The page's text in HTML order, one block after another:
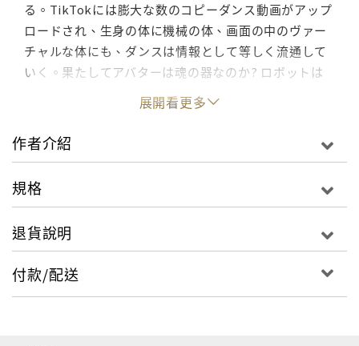
る。TikTokには膨大な数のコピーダンス動画がアップ
ロードされ、生身の体に機械の体、画面の中のヴァー
チャルな体にも、ダンスは情報として等しく流通して
いく。果たしてアバターは魂の器なのか? ロボットは
人間のように踊るのか? 増殖する振付は一体何を踊ら
せているのか?初音ミク、VTuber、TikTokからAIま
で、人形論、SF、メディアアートから盆踊りまで。身
体の複製・流通そして「踊る体」の消費・媒体化をキ
を渉猟しながら、テクノロジーによって根本的に変質
平を切り拓く、スリリング&画期的ダンス論。あのと
た体で踊らなくとも構わないのかもしれないという、
解放感にも似たなにかだった。・2020年からweb「か
展開看更多
作者介紹
規格
退貨說明
付款/配送